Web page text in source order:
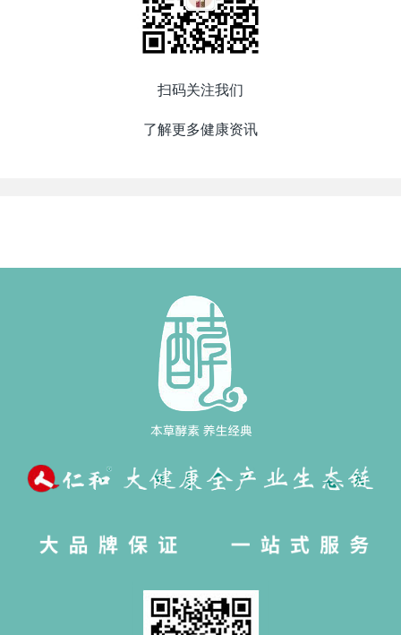
扫码关注我们
了解更多健康资讯